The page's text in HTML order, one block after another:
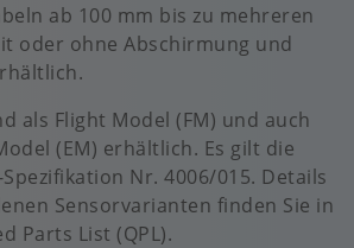
ab 100 mm bis zu mehreren
oder ohne Abschirmung und
als Flight Model (FM) und auch
(EM) erhältlich. Es gilt die
Spezifikation Nr. 4006/015. Details
Sensorvarianten finden Sie in
Parts List (QPL).